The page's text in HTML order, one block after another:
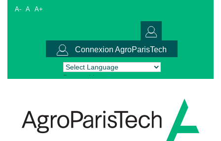
A- A A+
Connexion AgroParisTech
Powered by Translate